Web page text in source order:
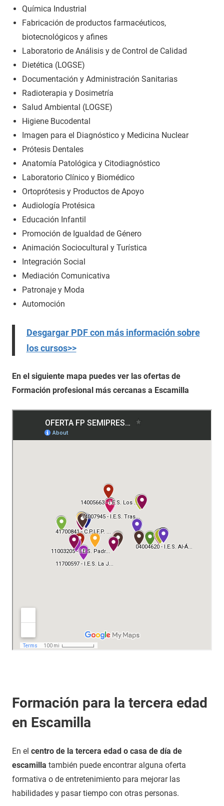
Química Industrial
Fabricación de productos farmacéuticos,
biotecnológicos y afines
Laboratorio de Análisis y de Control de Calidad
Dietética (LOGSE)
Documentación y Administración Sanitarias
Radioterapia y Dosimetría
Salud Ambiental (LOGSE)
Higiene Bucodental
Imagen para el Diagnóstico y Medicina Nuclear
Prótesis Dentales
Anatomía Patológica y Citodiagnóstico
Laboratorio Clínico y Biomédico
Ortoprótesis y Productos de Apoyo
Audiología Protésica
Educación Infantil
Promoción de Igualdad de Género
Animación Sociocultural y Turística
Integración Social
Mediación Comunicativa
Patronaje y Moda
Automoción
Desgargar PDF con más información sobre
los cursos>>
En el siguiente mapa puedes ver las ofertas de
Formación profesional más cercanas a Escamilla
Formación para la tercera edad
en Escamilla
En el centro de la tercera edad o casa de día de
escamilla también puede encontrar alguna oferta
formativa o de entretenimiento para mejorar las
habilidades y pasar tiempo con otras personas.